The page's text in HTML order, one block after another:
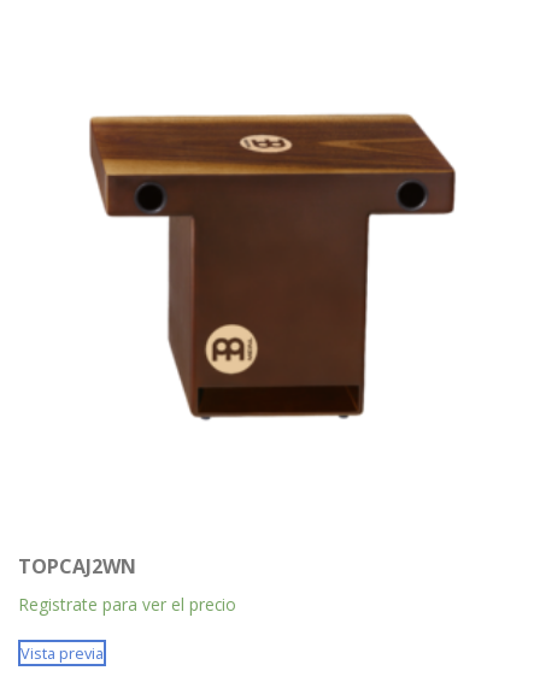
TOPCAJ2WN
Registrate para ver el precio
Vista previa